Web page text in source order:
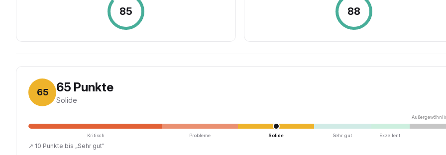
85 88
65 65 Punkte
Solide
Kritisch Probleme Solide Sehr gut Exzellent
↗ 10 Punkte bis „Sehr gut"